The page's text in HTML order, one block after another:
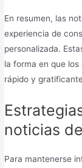
En resumen, las
experiencia de
personalizada.
la forma en que
rápido y
noticias
Para mantenerse